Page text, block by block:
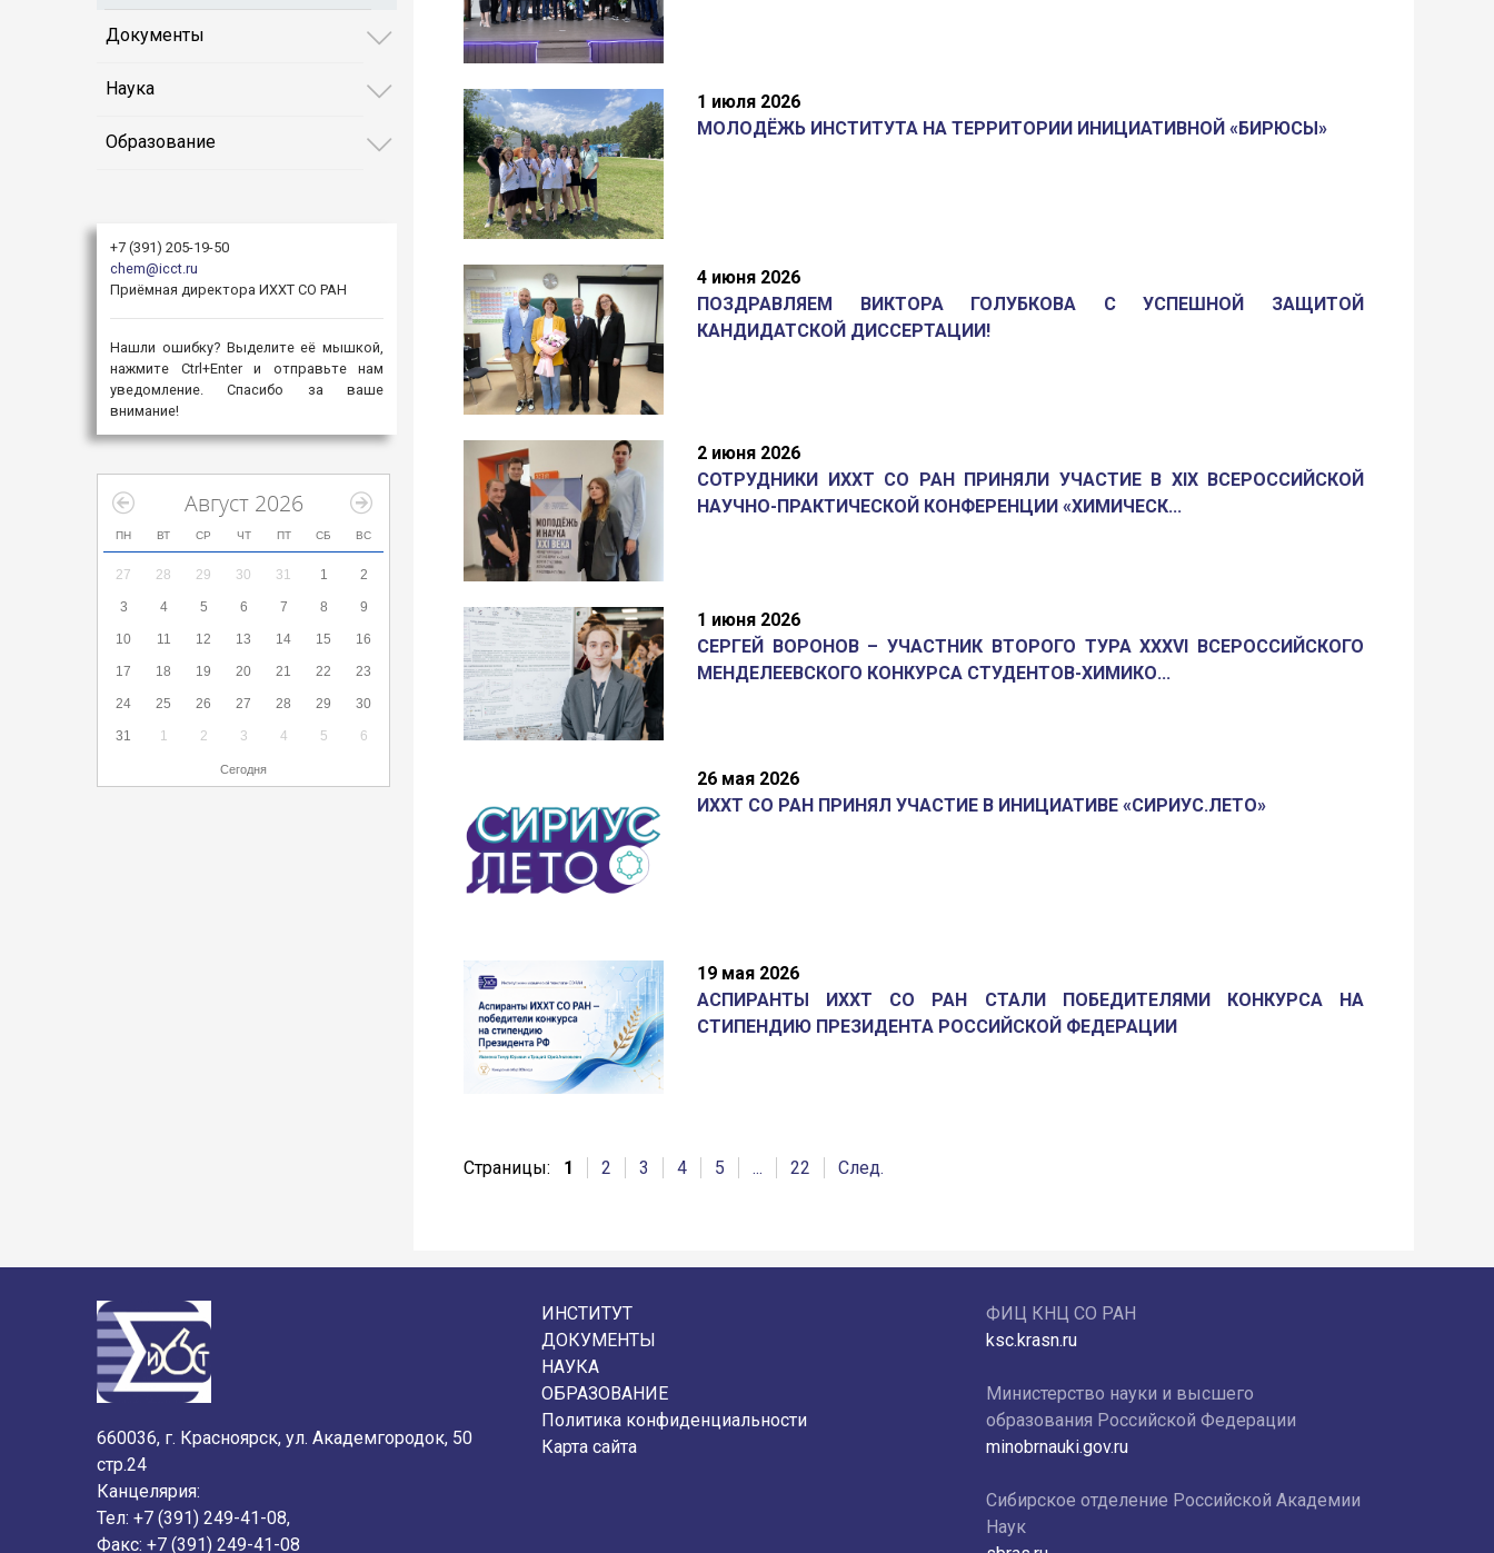
Документы
Наука
Образование
+7 (391) 205-19-50
chem@icct.ru
Приёмная директора ИХХТ СО РАН
Нашли ошибку? Выделите её мышкой,
нажмите Ctrl+Enter и отправьте нам
уведомление. Спасибо за ваше
внимание!
Август 2026
ПН ВТ СР ЧТ ПТ СБ ВС
27 28 29 30 31 1 2
3 4 5 6 7 8 9
10 11 12 13 14 15 16
17 18 19 20 21 22 23
24 25 26 27 28 29 30
31 1 2 3 4 5 6
Сегодня
1 июля 2026
МОЛОДЁЖЬ ИНСТИТУТА НА ТЕРРИТОРИИ ИНИЦИАТИВНОЙ «БИРЮСЫ»
4 июня 2026
ПОЗДРАВЛЯЕМ ВИКТОРА ГОЛУБКОВА С УСПЕШНОЙ ЗАЩИТОЙ
КАНДИДАТСКОЙ ДИССЕРТАЦИИ!
2 июня 2026
СОТРУДНИКИ ИХХТ СО РАН ПРИНЯЛИ УЧАСТИЕ В XIX ВСЕРОССИЙСКОЙ
НАУЧНО-ПРАКТИЧЕСКОЙ КОНФЕРЕНЦИИ «ХИМИЧЕСК...
1 июня 2026
СЕРГЕЙ ВОРОНОВ – УЧАСТНИК ВТОРОГО ТУРА XXXVI ВСЕРОССИЙСКОГО
МЕНДЕЛЕЕВСКОГО КОНКУРСА СТУДЕНТОВ-ХИМИКО...
26 мая 2026
ИХХТ СО РАН ПРИНЯЛ УЧАСТИЕ В ИНИЦИАТИВЕ «СИРИУС.ЛЕТО»
19 мая 2026
АСПИРАНТЫ ИХХТ СО РАН СТАЛИ ПОБЕДИТЕЛЯМИ КОНКУРСА НА
СТИПЕНДИЮ ПРЕЗИДЕНТА РОССИЙСКОЙ ФЕДЕРАЦИИ
Страницы: 1 2 3 4 5 ... 22 След.
660036, г. Красноярск, ул. Академгородок, 50
стр.24
Канцелярия:
Тел: +7 (391) 249-41-08,
Факс: +7 (391) 249-41-08
ИНСТИТУТ
ДОКУМЕНТЫ
НАУКА
ОБРАЗОВАНИЕ
Политика конфиденциальности
Карта сайта
ФИЦ КНЦ СО РАН
ksc.krasn.ru
Министерство науки и высшего
образования Российской Федерации
minobrnauki.gov.ru
Сибирское отделение Российской Академии
Наук